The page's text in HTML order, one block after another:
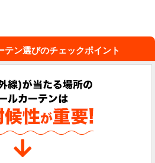
テン選びのチェックポイント